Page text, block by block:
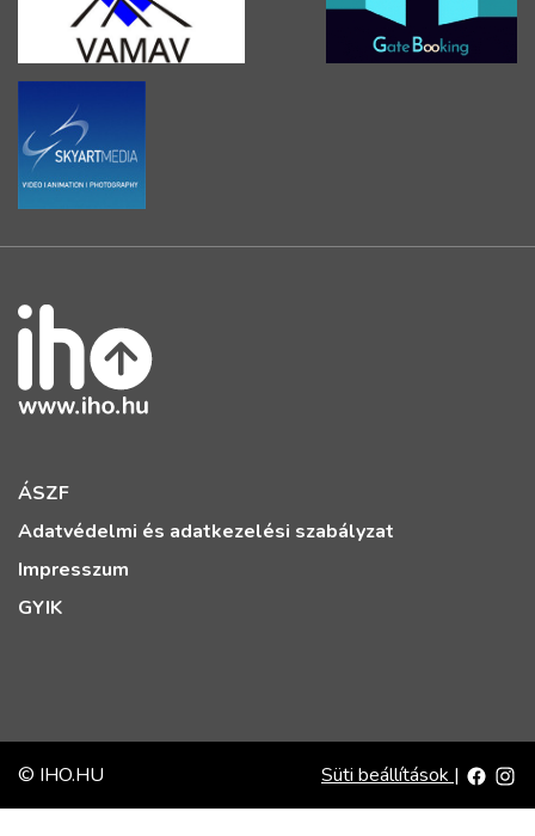
ÁSZF
Adatvédelmi és adatkezelési szabályzat
Impresszum
GYIK
© IHO.HU Süti beállítások |